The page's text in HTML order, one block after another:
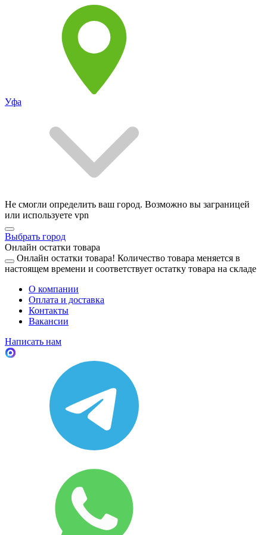
Уфа
Не смогли определить ваш город. Возможно вы заграницей
или используете vpn
Выбрать город
Онлайн остатки товара
Онлайн остатки товара! Количество товара меняется в
настоящем времени и соответствует остатку товара на складе
О компании
Оплата и доставка
Контакты
Вакансии
Написать нам